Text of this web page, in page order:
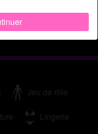
Jeu de rôle
Lingerie